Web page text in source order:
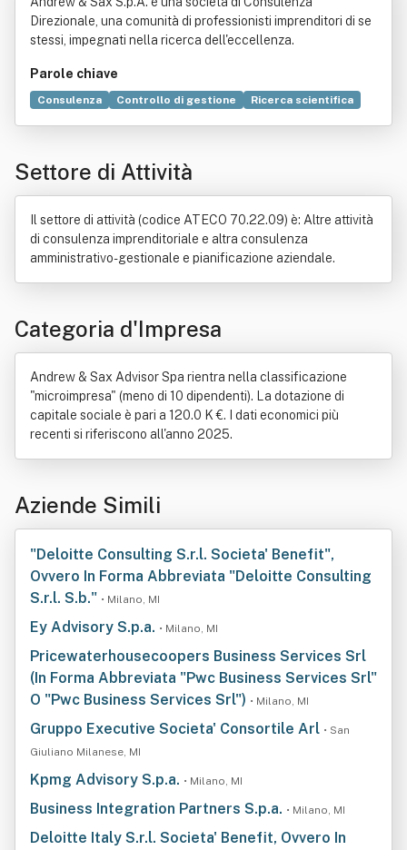
Direzionale, una comunità di professionisti imprenditori di se
stessi, impegnati nella ricerca dell'eccellenza.
Parole chiave
Consulenza Controllo di gestione
Ricerca scientifica
Decisione
Politica Applicazioni
Organizzazione
Pianificazione
Pubblicità
Settore immobiliare
Settore di Attività
Il settore di attività (codice ATECO 70.22.09) è: Altre attività
di consulenza imprenditoriale e altra consulenza
amministrativo-gestionale e pianificazione aziendale.
Categoria d'Impresa
Andrew & Sax Advisor Spa rientra nella classificazione
"microimpresa" (meno di 10 dipendenti). La dotazione di
capitale sociale è pari a 120.0 K €. I dati economici più
recenti si riferiscono all'anno 2025.
Aziende Simili
"Deloitte Consulting S.r.l. Societa' Benefit",
Ovvero In Forma Abbreviata "Deloitte Consulting
S.r.l. S.b." • Milano, MI
Ey Advisory S.p.a. • Milano, MI
Pricewaterhousecoopers Business Services Srl
(In Forma Abbreviata "Pwc Business Services Srl"
O "Pwc Business Services Srl") • Milano, MI
Gruppo Executive Societa' Consortile Arl • San
Giuliano Milanese, MI
Kpmg Advisory S.p.a. • Milano, MI
Business Integration Partners S.p.a. • Milano, MI
Deloitte Italy S.r.l. Societa' Benefit, Ovvero In